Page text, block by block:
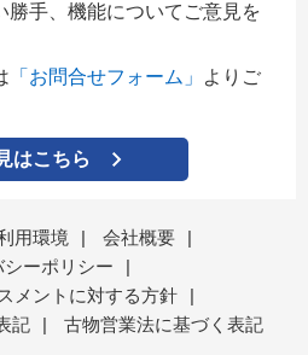
勝手、機能についてご意見を
「お問合せフォーム」
よりご
はこちら
用環境 | 会社概要
|
シーポリシー
|
メントに対する方針
|
記
| 古物営業法に基づく表記